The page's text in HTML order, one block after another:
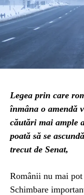
Legea prin care
înmâna o amendă
căutări mai ample
poată să se
trecut de Senat,
Românii nu mai pot
Schimbare